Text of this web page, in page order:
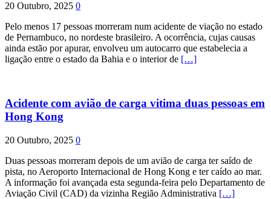
20 Outubro, 2025 0
Pelo menos 17 pessoas morreram num acidente de viação no estado
de Pernambuco, no nordeste brasileiro. A ocorrência, cujas causas
ainda estão por apurar, envolveu um autocarro que estabelecia a
ligação entre o estado da Bahia e o interior de […]
Acidente com avião de carga vitima duas pessoas em
Hong Kong
20 Outubro, 2025 0
Duas pessoas morreram depois de um avião de carga ter saído de
pista, no Aeroporto Internacional de Hong Kong e ter caído ao mar.
A informação foi avançada esta segunda-feira pelo Departamento de
Aviação Civil (CAD) da vizinha Região Administrativa […]